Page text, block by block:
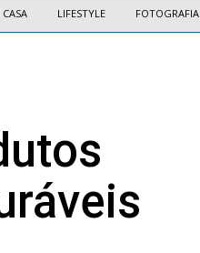
LIFESTYLE FOTOGRAFIA